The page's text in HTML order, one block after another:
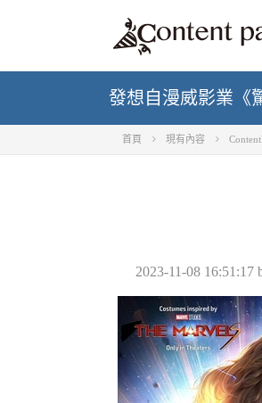
發想自漫威影業《
首頁 現有內容
2023-11-08 16:51:17